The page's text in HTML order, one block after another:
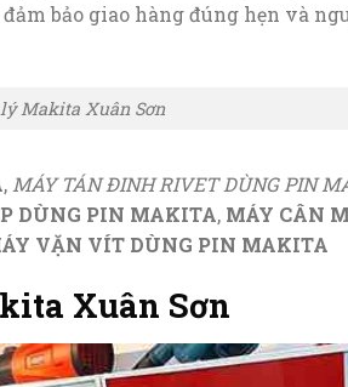
bảo giao hàng đúng hẹn và
Makita Xuân Sơn
, MÁY TÁN ĐINH RIVET DÙNG PIN
DÙNG PIN MAKITA, MÁY CÂN
VẶN VÍT DÙNG PIN MAKITA
Xuân Sơn